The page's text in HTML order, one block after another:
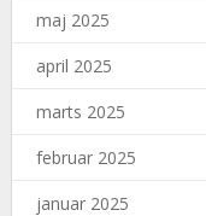
maj 2025
april 2025
marts 2025
februar 2025
januar 2025